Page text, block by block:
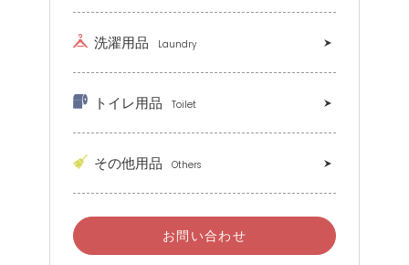
洗濯用品 Laundry
トイレ用品 Toilet
その他用品 Others
お問い合わせ